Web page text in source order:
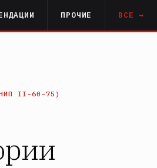
ПРОЧИЕ ВСЕ →
II-60-75)